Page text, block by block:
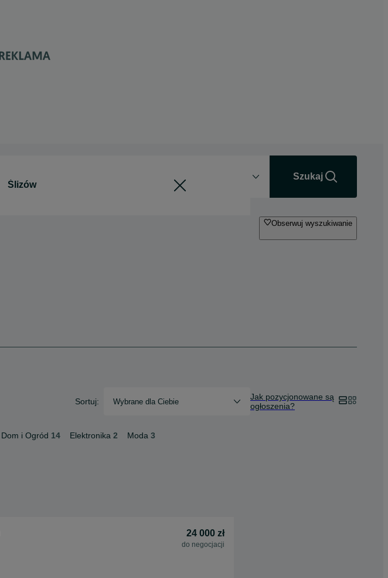
Szukaj
Obserwuj wyszukiwanie
Sortuj: Wybrane dla Ciebie
Jak pozycjonowane są
ogłoszenia?
Dom i Ogród 14 Elektronika 2 Moda 3
24 000 zł
do negocjacji